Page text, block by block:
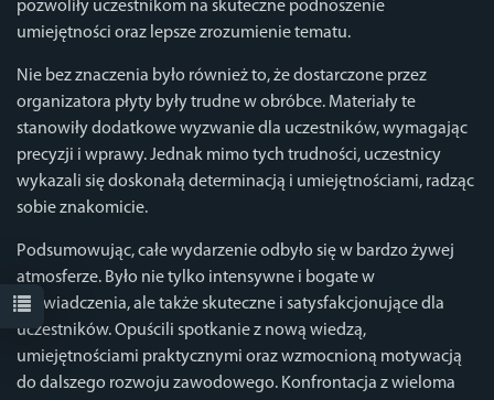
pozwoliły uczestnikom na skuteczne podnoszenie
umiejętności oraz lepsze zrozumienie tematu.
Nie bez znaczenia było również to, że dostarczone przez
organizatora płyty były trudne w obróbce. Materiały te
stanowiły dodatkowe wyzwanie dla uczestników, wymagając
precyzji i wprawy. Jednak mimo tych trudności, uczestnicy
wykazali się doskonałą determinacją i umiejętnościami, radząc
sobie znakomicie.
Podsumowując, całe wydarzenie odbyło się w bardzo żywej
atmosferze. Było nie tylko intensywne i bogate w
doświadczenia, ale także skuteczne i satysfakcjonujące dla
uczestników. Opuścili spotkanie z nową wiedzą,
umiejętnościami praktycznymi oraz wzmocnioną motywacją
do dalszego rozwoju zawodowego. Konfrontacja z wieloma